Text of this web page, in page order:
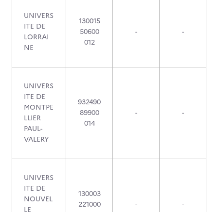
UNIVERS
ITE DE
LORRAI
NE
130015
50600
012
- -
UNIVERS
ITE DE
MONTPE
LLIER
PAUL-
VALERY
932490
89900
014
- -
UNIVERS
ITE DE
NOUVEL
LE
130003
221000
- -